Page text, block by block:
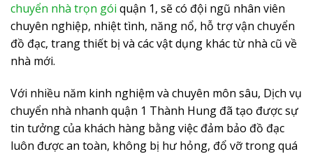
chuyển nhà trọn gói quận 1, sẽ có đội ngũ nhân viên
chuyên nghiệp, nhiệt tình, năng nổ, hỗ trợ vận chuyển
đồ đạc, trang thiết bị và các vật dụng khác từ nhà cũ về
nhà mới.
Với nhiều năm kinh nghiệm và chuyên môn sâu, Dịch vụ
chuyển nhà nhanh quận 1 Thành Hung đã tạo được sự
tin tưởng của khách hàng bằng việc đảm bảo đồ đạc
luôn được an toàn, không bị hư hỏng, đổ vỡ trong quá